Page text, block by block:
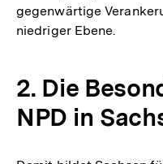
gegenwärtige
niedriger Ebene.
2. Die
NPD in